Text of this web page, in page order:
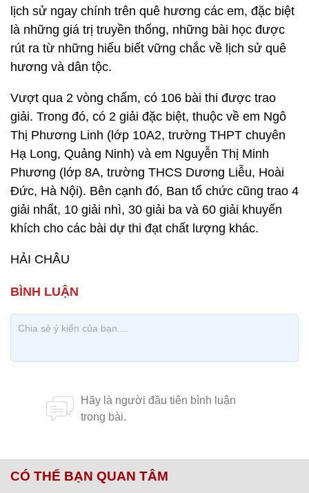
lịch sử ngay chính trên quê hương các em, đặc biệt
là những giá trị truyền thống, những bài học được
rút ra từ những hiểu biết vững chắc về lịch sử quê
hương và dân tộc.
Vượt qua 2 vòng chấm, có 106 bài thi được trao
giải. Trong đó, có 2 giải đặc biệt, thuộc về em Ngô
Thị Phương Linh (lớp 10A2, trường THPT chuyên
Hạ Long, Quảng Ninh) và em Nguyễn Thị Minh
Phương (lớp 8A, trường THCS Dương Liễu, Hoài
Đức, Hà Nội). Bên cạnh đó, Ban tổ chức cũng trao 4
giải nhất, 10 giải nhì, 30 giải ba và 60 giải khuyến
khích cho các bài dự thi đạt chất lượng khác.
HẢI CHÂU
CÓ THỂ BẠN QUAN TÂM